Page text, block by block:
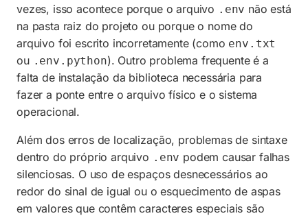
vezes, isso acontece porque o arquivo .env não está
na pasta raiz do projeto ou porque o nome do
arquivo foi escrito incorretamente (como env.txt
ou .env.python). Outro problema frequente é a
falta de instalação da biblioteca necessária para
fazer a ponte entre o arquivo físico e o sistema
operacional.
Além dos erros de localização, problemas de sintaxe
dentro do próprio arquivo .env podem causar falhas
silenciosas. O uso de espaços desnecessários ao
redor do sinal de igual ou o esquecimento de aspas
em valores que contêm caracteres especiais são